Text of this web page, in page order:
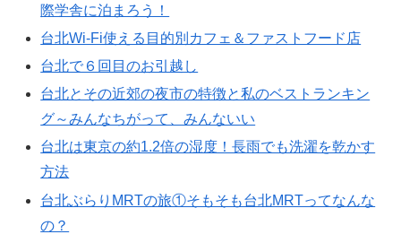
際学舎に泊まろう！
台北Wi-Fi使える目的別カフェ＆ファストフード店
台北で６回目のお引越し
台北とその近郊の夜市の特徴と私のベストランキン
グ～みんなちがって、みんないい
台北は東京の約1.2倍の湿度！長雨でも洗濯を乾かす
方法
台北ぶらりMRTの旅①そもそも台北MRTってなんな
の？